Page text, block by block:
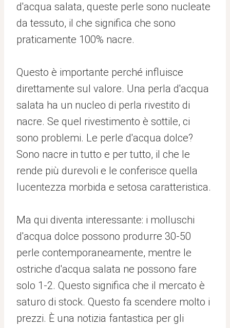
d'acqua salata, queste perle sono nucleate
da tessuto, il che significa che sono
praticamente 100% nacre.
Questo è importante perché influisce
direttamente sul valore. Una perla d'acqua
salata ha un nucleo di perla rivestito di
nacre. Se quel rivestimento è sottile, ci
sono problemi. Le perle d'acqua dolce?
Sono nacre in tutto e per tutto, il che le
rende più durevoli e le conferisce quella
lucentezza morbida e setosa caratteristica.
Ma qui diventa interessante: i molluschi
d'acqua dolce possono produrre 30-50
perle contemporaneamente, mentre le
ostriche d'acqua salata ne possono fare
solo 1-2. Questo significa che il mercato è
saturo di stock. Questo fa scendere molto i
prezzi. È una notizia fantastica per gli